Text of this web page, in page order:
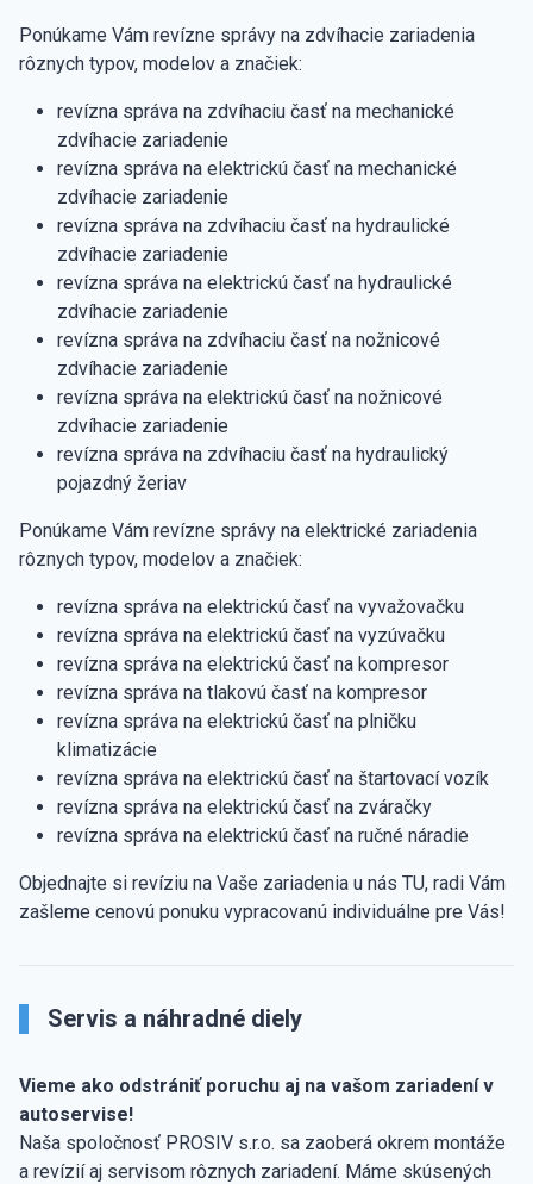
Ponúkame Vám revízne správy na zdvíhacie zariadenia
rôznych typov, modelov a značiek:
revízna správa na zdvíhaciu časť na mechanické
zdvíhacie zariadenie
revízna správa na elektrickú časť na mechanické
zdvíhacie zariadenie
revízna správa na zdvíhaciu časť na hydraulické
zdvíhacie zariadenie
revízna správa na elektrickú časť na hydraulické
zdvíhacie zariadenie
revízna správa na zdvíhaciu časť na nožnicové
zdvíhacie zariadenie
revízna správa na elektrickú časť na nožnicové
zdvíhacie zariadenie
revízna správa na zdvíhaciu časť na hydraulický
pojazdný žeriav
Ponúkame Vám revízne správy na elektrické zariadenia
rôznych typov, modelov a značiek:
revízna správa na elektrickú časť na vyvažovačku
revízna správa na elektrickú časť na vyzúvačku
revízna správa na elektrickú časť na kompresor
revízna správa na tlakovú časť na kompresor
revízna správa na elektrickú časť na plničku
klimatizácie
revízna správa na elektrickú časť na štartovací vozík
revízna správa na elektrickú časť na zváračky
revízna správa na elektrickú časť na ručné náradie
Objednajte si revíziu na Vaše zariadenia u nás TU, radi Vám
zašleme cenovú ponuku vypracovanú individuálne pre Vás!
Servis a náhradné diely
Vieme ako odstrániť poruchu aj na vašom zariadení v
autoservise!
Naša spoločnosť PROSIV s.r.o. sa zaoberá okrem montáže
a revízií aj servisom rôznych zariadení. Máme skúsených